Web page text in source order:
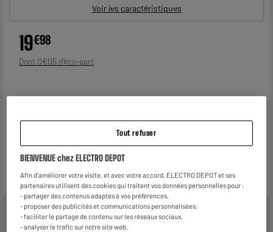
Voir les caractéristiques
19€98
Dont 0€05
Tout refuser
BIENVENUE chez ELECTRO DEPOT
Afin d'améliorer votre visite, et avec votre accord, ELECTRO DEPOT et ses
partenaires utilisent des cookies qui traitent vos données personnelles pour :
- partager des contenus adaptés à vos préférences,
- proposer des publicités et communications personnalisées,
- faciliter le partage de contenu sur les réseaux sociaux,
- analyser le trafic sur notre site web.